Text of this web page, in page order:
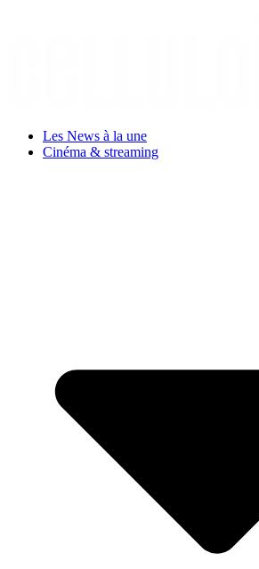
Les News à la une
Cinéma & streaming